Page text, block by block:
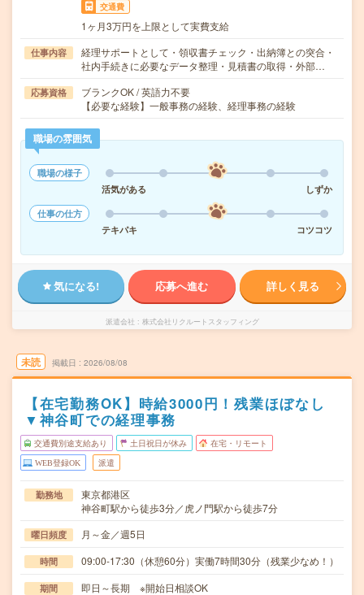
交通費
1ヶ月3万円を上限として実費支給
仕事内容
経理サポートとして・領収書チェック・出納簿との突合・
社内手続きに必要なデータ整理・見積書の取得・外部…
応募資格
ブランクOK / 英語力不要
【必要な経験】一般事務の経験、経理事務の経験
職場の雰囲気
職場の様子
活気がある
しずか
仕事の仕方
テキパキ
コツコツ
気になる! 応募へ進む 詳しく見る
派遣会社 株式会社リクルートスタッフィング
未読 掲載日 2026/08/08
【在宅勤務OK】時給3000円！残業ほぼなし
▼神谷町での経理事務
交通費別途支給あり 土日祝日が休み 在宅・リモート
WEB登録OK 派遣
勤務地
東京都港区
神谷町駅から徒歩3分／虎ノ門駅から徒歩7分
曜日頻度 月～金／週5日
時間 09:00-17:30（休憩60分）実働7時間30分（残業少なめ！）
期間 即日～長期 ※開始日相談OK